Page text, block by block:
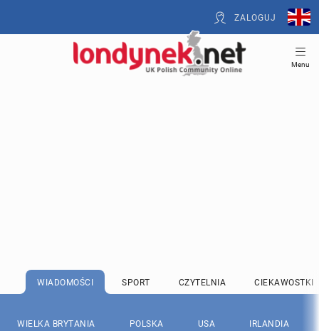
ZALOGUJ
Menu
WIADOMOŚCI SPORT CZYTELNIA CIEKAWOSTKI
WIELKA BRYTANIA POLSKA USA IRLANDIA